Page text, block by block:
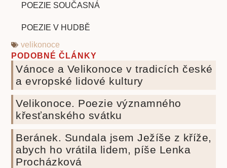
POEZIE SOUČASNÁ
POEZIE V HUDBĚ
velikonoce
PODOBNÉ ČLÁNKY
Vánoce a Velikonoce v tradicích české
a evropské lidové kultury
Velikonoce. Poezie významného
křesťanského svátku
Beránek. Sundala jsem Ježíše z kříže,
abych ho vrátila lidem, píše Lenka
Procházková